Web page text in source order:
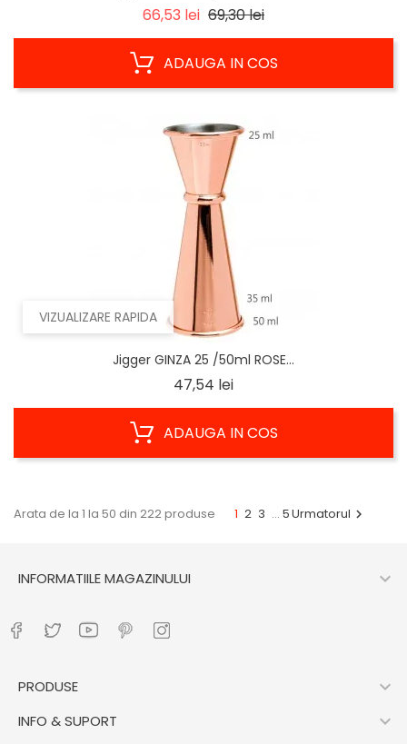
66,53 lei Regular
69,30 leiPret
ADAUGA IN COS
VIZUALIZARE RAPIDA
Jigger GINZA 25 /50ml ROSE...
47,54 leiPret
ADAUGA IN COS
Arata de la 1 la 50 din 222 produse 1 2 3 … 5Urmatorul 
INFORMATIILE MAGAZINULUI 
PRODUSE 
INFO & SUPORT 